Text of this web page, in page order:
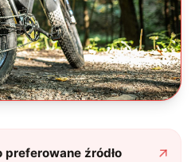
preferowane źródło